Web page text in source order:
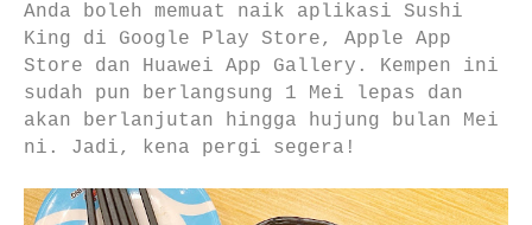
Anda boleh memuat naik aplikasi Sushi
King di Google Play Store, Apple App
Store dan Huawei App Gallery. Kempen ini
sudah pun berlangsung 1 Mei lepas dan
akan berlanjutan hingga hujung bulan Mei
ni. Jadi, kena pergi segera!